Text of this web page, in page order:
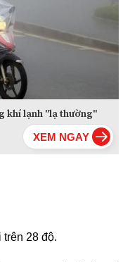
khí lạnh "lạ thường"
trên 28 độ.